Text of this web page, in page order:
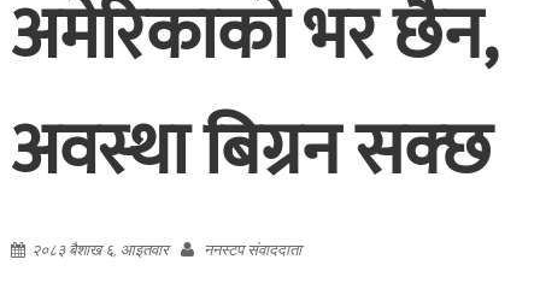
अमेरिकाको भर छैन,
अवस्था बिग्रन सक्छ
२०८३ बैशाख ६, आइतवार ननस्टप संवाददाता